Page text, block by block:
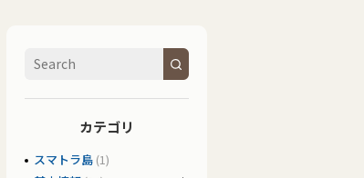
カテゴリ
スマトラ島 (1)